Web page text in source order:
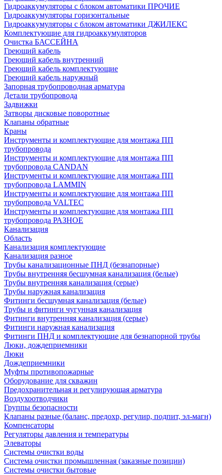
Гидроаккумуляторы с блоком автоматики ПРОЧИЕ
Гидроаккумуляторы горизонтальные
Гидроаккумуляторы с блоком автоматики ДЖИЛЕКС
Комплектующие для гидроаккумуляторов
Очистка БАССЕЙНА
Греющий кабель
Греющий кабель внутренний
Греющий кабель комплектующие
Греющий кабель наружный
Запорная трубопроводная арматура
Детали трубопровода
Задвижки
Затворы дисковые поворотные
Клапаны обратные
Краны
Инструменты и комплектующие для монтажа ПП
трубопровода
Инструменты и комплектующие для монтажа ПП
трубопровода CANDAN
Инструменты и комплектующие для монтажа ПП
трубопровода LAMMIN
Инструменты и комплектующие для монтажа ПП
трубопровода VALTEC
Инструменты и комплектующие для монтажа ПП
трубопровода РАЗНОЕ
Канализация
Область
Канализация комплектующие
Канализация разное
Трубы канализационные ПНД (безнапорные)
Трубы внутренняя бесшумная канализация (белые)
Трубы внутренняя канализация (серые)
Трубы наружная канализация
Фитинги бесшумная канализация (белые)
Трубы и фитинги чугунная канализация
Фитинги внутренняя канализация (серые)
Фитинги наружная канализация
Фитинги ПНД и комплектующие для безнапорной трубы
Люки, дождеприемники
Люки
Дождеприемники
Муфты противопожарные
Оборудование для скважин
Предохранительная и регулирующая арматура
Воздухоотводчики
Группы безопасности
Клапаны разные (баланс, предохр, регулир, подпит, эл-магн)
Компенсаторы
Регуляторы давления и температуры
Элеваторы
Системы очистки воды
Система очистки промышленная (заказные позиции)
Системы очистки бытовые